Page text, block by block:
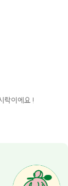
락이에요 !